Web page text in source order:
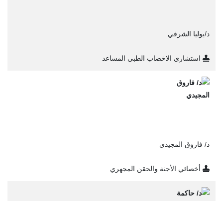
د/يوليا الشرفي
استشاري الاخصاب الطبي المساعد
د/ فاروق المجيدي
أخصائي الأجنة والحقن المجهري